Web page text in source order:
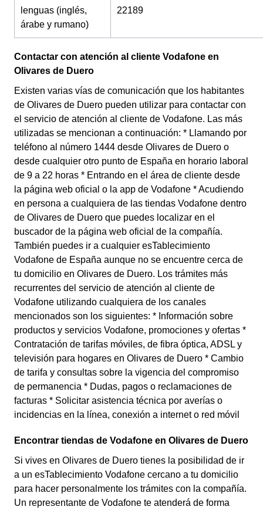
lenguas (inglés,
árabe y rumano)
22189
Contactar con atención al cliente Vodafone en
Olivares de Duero
Existen varias vías de comunicación que los habitantes
de Olivares de Duero pueden utilizar para contactar con
el servicio de atención al cliente de Vodafone. Las más
utilizadas se mencionan a continuación: * Llamando por
teléfono al número 1444 desde Olivares de Duero o
desde cualquier otro punto de España en horario laboral
de 9 a 22 horas * Entrando en el área de cliente desde
la página web oficial o la app de Vodafone * Acudiendo
en persona a cualquiera de las tiendas Vodafone dentro
de Olivares de Duero que puedes localizar en el
buscador de la página web oficial de la compañía.
También puedes ir a cualquier esTablecimiento
Vodafone de España aunque no se encuentre cerca de
tu domicilio en Olivares de Duero. Los trámites más
recurrentes del servicio de atención al cliente de
Vodafone utilizando cualquiera de los canales
mencionados son los siguientes: * Información sobre
productos y servicios Vodafone, promociones y ofertas *
Contratación de tarifas móviles, de fibra óptica, ADSL y
televisión para hogares en Olivares de Duero * Cambio
de tarifa y consultas sobre la vigencia del compromiso
de permanencia * Dudas, pagos o reclamaciones de
facturas * Solicitar asistencia técnica por averías o
incidencias en la línea, conexión a internet o red móvil
Encontrar tiendas de Vodafone en Olivares de Duero
Si vives en Olivares de Duero tienes la posibilidad de ir
a un esTablecimiento Vodafone cercano a tu domicilio
para hacer personalmente los trámites con la compañía.
Un representante de Vodafone te atenderá de forma